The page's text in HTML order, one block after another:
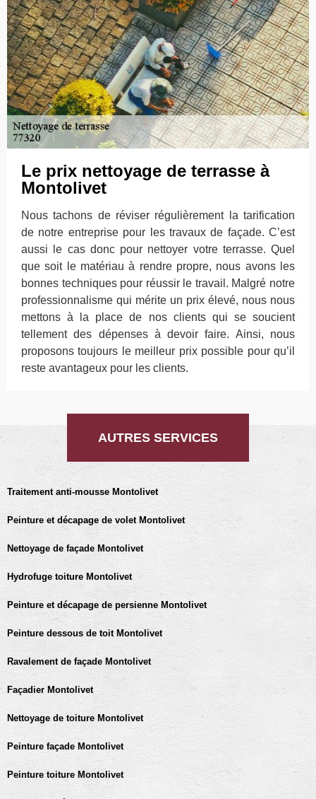
Le prix nettoyage de terrasse à
Montolivet
Nous tachons de réviser régulièrement la tarification
de notre entreprise pour les travaux de façade. C’est
aussi le cas donc pour nettoyer votre terrasse. Quel
que soit le matériau à rendre propre, nous avons les
bonnes techniques pour réussir le travail. Malgré notre
professionnalisme qui mérite un prix élevé, nous nous
mettons à la place de nos clients qui se soucient
tellement des dépenses à devoir faire. Ainsi, nous
proposons toujours le meilleur prix possible pour qu’il
reste avantageux pour les clients.
AUTRES SERVICES
Traitement anti-mousse Montolivet
Peinture et décapage de volet Montolivet
Nettoyage de façade Montolivet
Hydrofuge toiture Montolivet
Peinture et décapage de persienne Montolivet
Peinture dessous de toit Montolivet
Ravalement de façade Montolivet
Façadier Montolivet
Nettoyage de toiture Montolivet
Peinture façade Montolivet
Peinture toiture Montolivet